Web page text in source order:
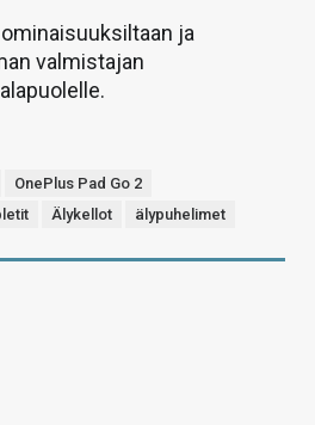
ja
valmistajan
OnePlus Pad Go 2
Älykellot älypuhelimet